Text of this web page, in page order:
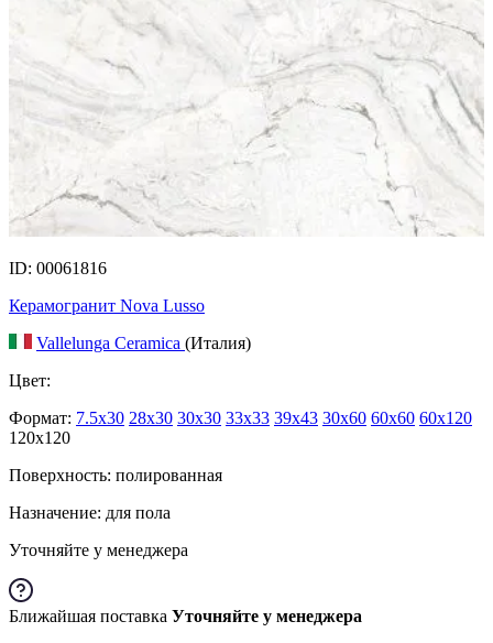
ID: 00061816
Керамогранит Nova Lusso
Vallelunga Ceramica (Италия)
Цвет:
Формат: 7.5x30 28x30 30x30 33x33 39x43 30x60 60x60 60x120
120x120
Поверхность: полированная
Назначение: для пола
Уточняйте у менеджера
Ближайшая поставка Уточняйте у менеджера